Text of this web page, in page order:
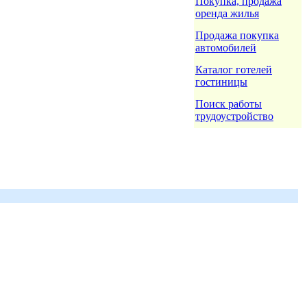
оренда жилья
Продажа покупка
автомобилей
Каталог готелей
гостиницы
Поиск работы
трудоустройство